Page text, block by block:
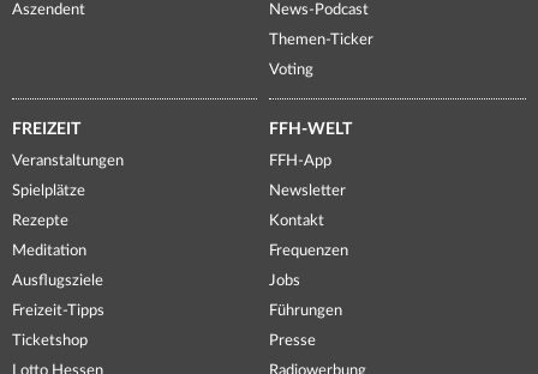
Aszendent
News-Podcast
Themen-Ticker
Voting
FREIZEIT
Veranstaltungen
Spielplätze
Rezepte
Meditation
Ausflugsziele
Freizeit-Tipps
Ticketshop
Lotto Hessen
FFH-WELT
FFH-App
Newsletter
Kontakt
Frequenzen
Jobs
Führungen
Presse
Radiowerbung